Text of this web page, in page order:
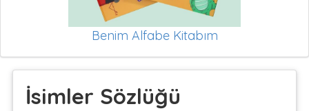
Benim Alfabe Kitabım
İsimler Sözlüğü